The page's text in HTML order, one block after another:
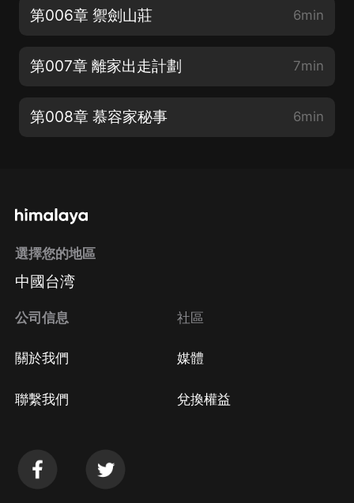
第006章 禦劍山莊 6min
第007章 離家出走計劃 7min
第008章 慕容家秘事 6min
選擇您的地區
中國台湾
公司信息
關於我們
聯繫我們
社區
媒體
兌換權益